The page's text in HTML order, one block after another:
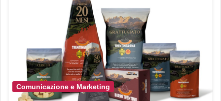
Comunicazione e Marketing